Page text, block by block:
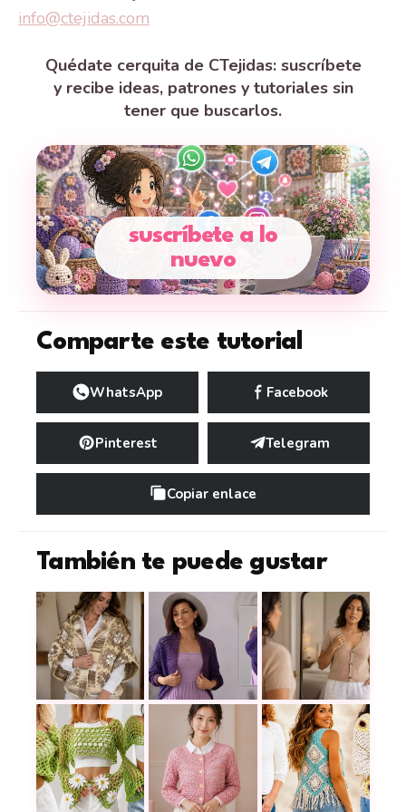
info@ctejidas.com
Quédate cerquita de CTejidas: suscríbete
y recibe ideas, patrones y tutoriales sin
tener que buscarlos.
suscríbete a lo
nuevo
Comparte este tutorial
WhatsApp Facebook
Pinterest Telegram
Copiar enlace
También te puede gustar
Una chaqueta en tonos matizados que llena el
Cómo tejer un cárdigan elegante
Aprende a tejer la